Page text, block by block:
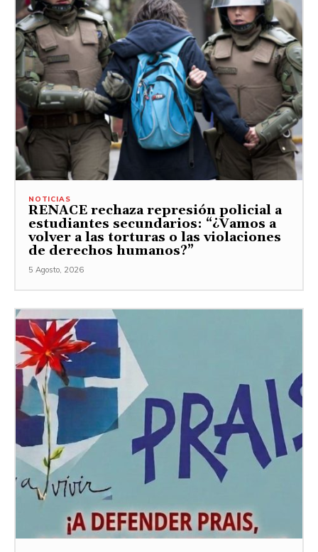
NOTICIAS
RENACE rechaza represión policial a
estudiantes secundarios: “¿Vamos a
volver a las torturas o las violaciones
de derechos humanos?”
5 Agosto, 2026